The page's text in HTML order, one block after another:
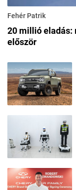
Fehér Patrik
20 millió eladás:
először